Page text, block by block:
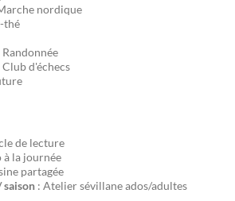
nordique
thé
d'échecs
de lecture
à la journée
partagée
saison : Atelier sévillane ados/adultes